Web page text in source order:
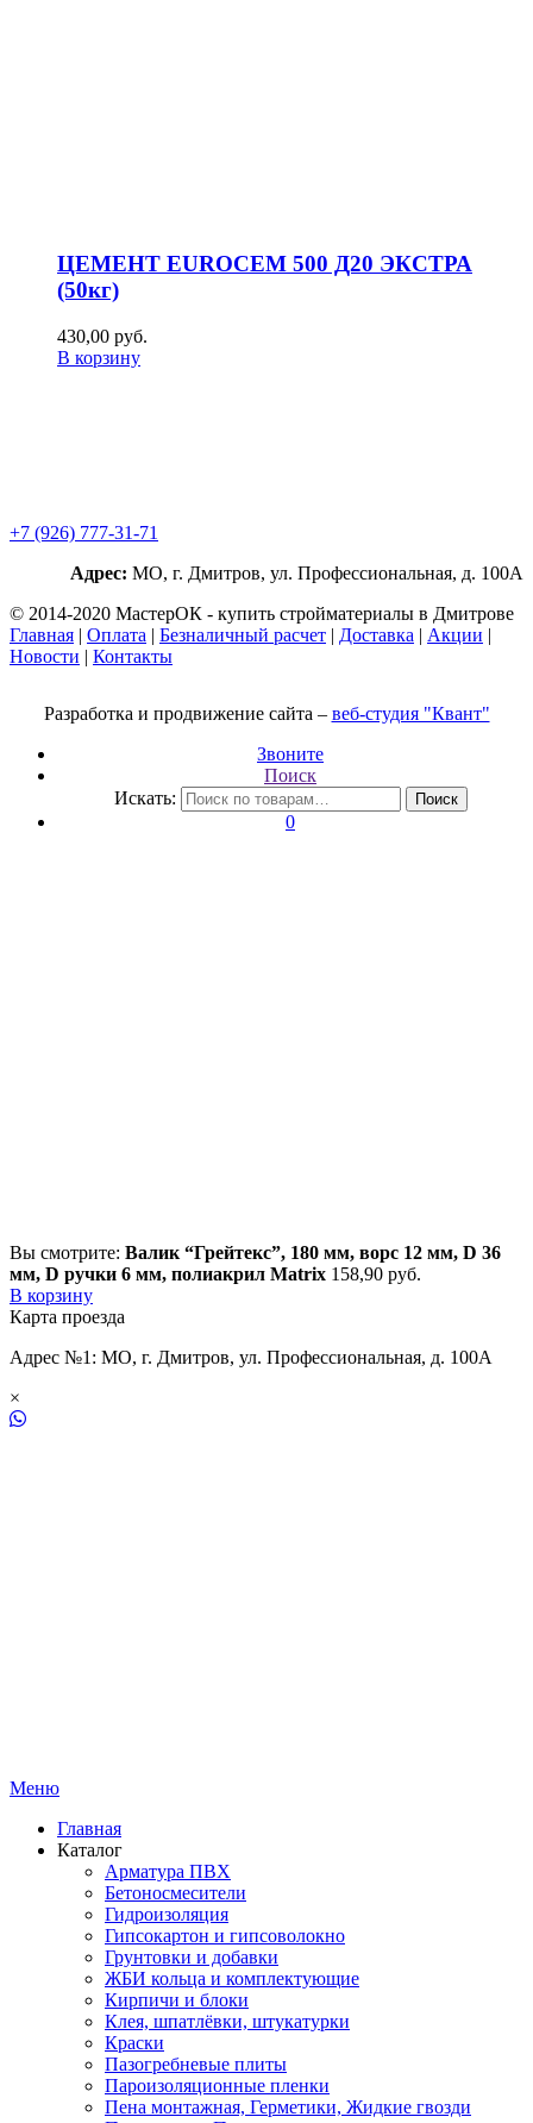
ЦЕМЕНТ EUROCEM 500 Д20 ЭКСТРА
(50кг)
430,00 руб.
В корзину
+7 (926) 777-31-71
Адрес: МО, г. Дмитров, ул. Профессиональная, д. 100А
© 2014-2020 МастерОК - купить стройматериалы в Дмитрове
Главная | Оплата | Безналичный расчет | Доставка | Акции |
Новости | Контакты
Разработка и продвижение сайта – веб-студия "Квант"
Звоните
Поиск
Искать:
Поиск
0
Вы смотрите: Валик “Грейтекс”, 180 мм, ворс 12 мм, D 36
мм, D ручки 6 мм, полиакрил Matrix 158,90 руб.
В корзину
Карта проезда
Адрес №1: МО, г. Дмитров, ул. Профессиональная, д. 100А
×
Меню
Главная
Каталог
Арматура ПВХ
Бетоносмесители
Гидроизоляция
Гипсокартон и гипсоволокно
Грунтовки и добавки
ЖБИ кольца и комплектующие
Кирпичи и блоки
Клея, шпатлёвки, штукатурки
Краски
Пазогребневые плиты
Пароизоляционные пленки
Пена монтажная, Герметики, Жидкие гвозди